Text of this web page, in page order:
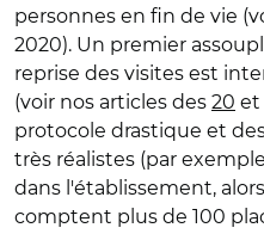
personnes en fin de vie
2020). Un premier
reprise des visites est
(voir nos articles des 20 et
protocole drastique et
très réalistes (par
dans l'établissement,
comptent plus de 100